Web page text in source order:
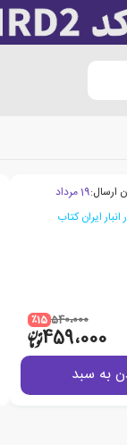
ارسال:19 مرداد
540،000 ٪15
459،000
به سبد